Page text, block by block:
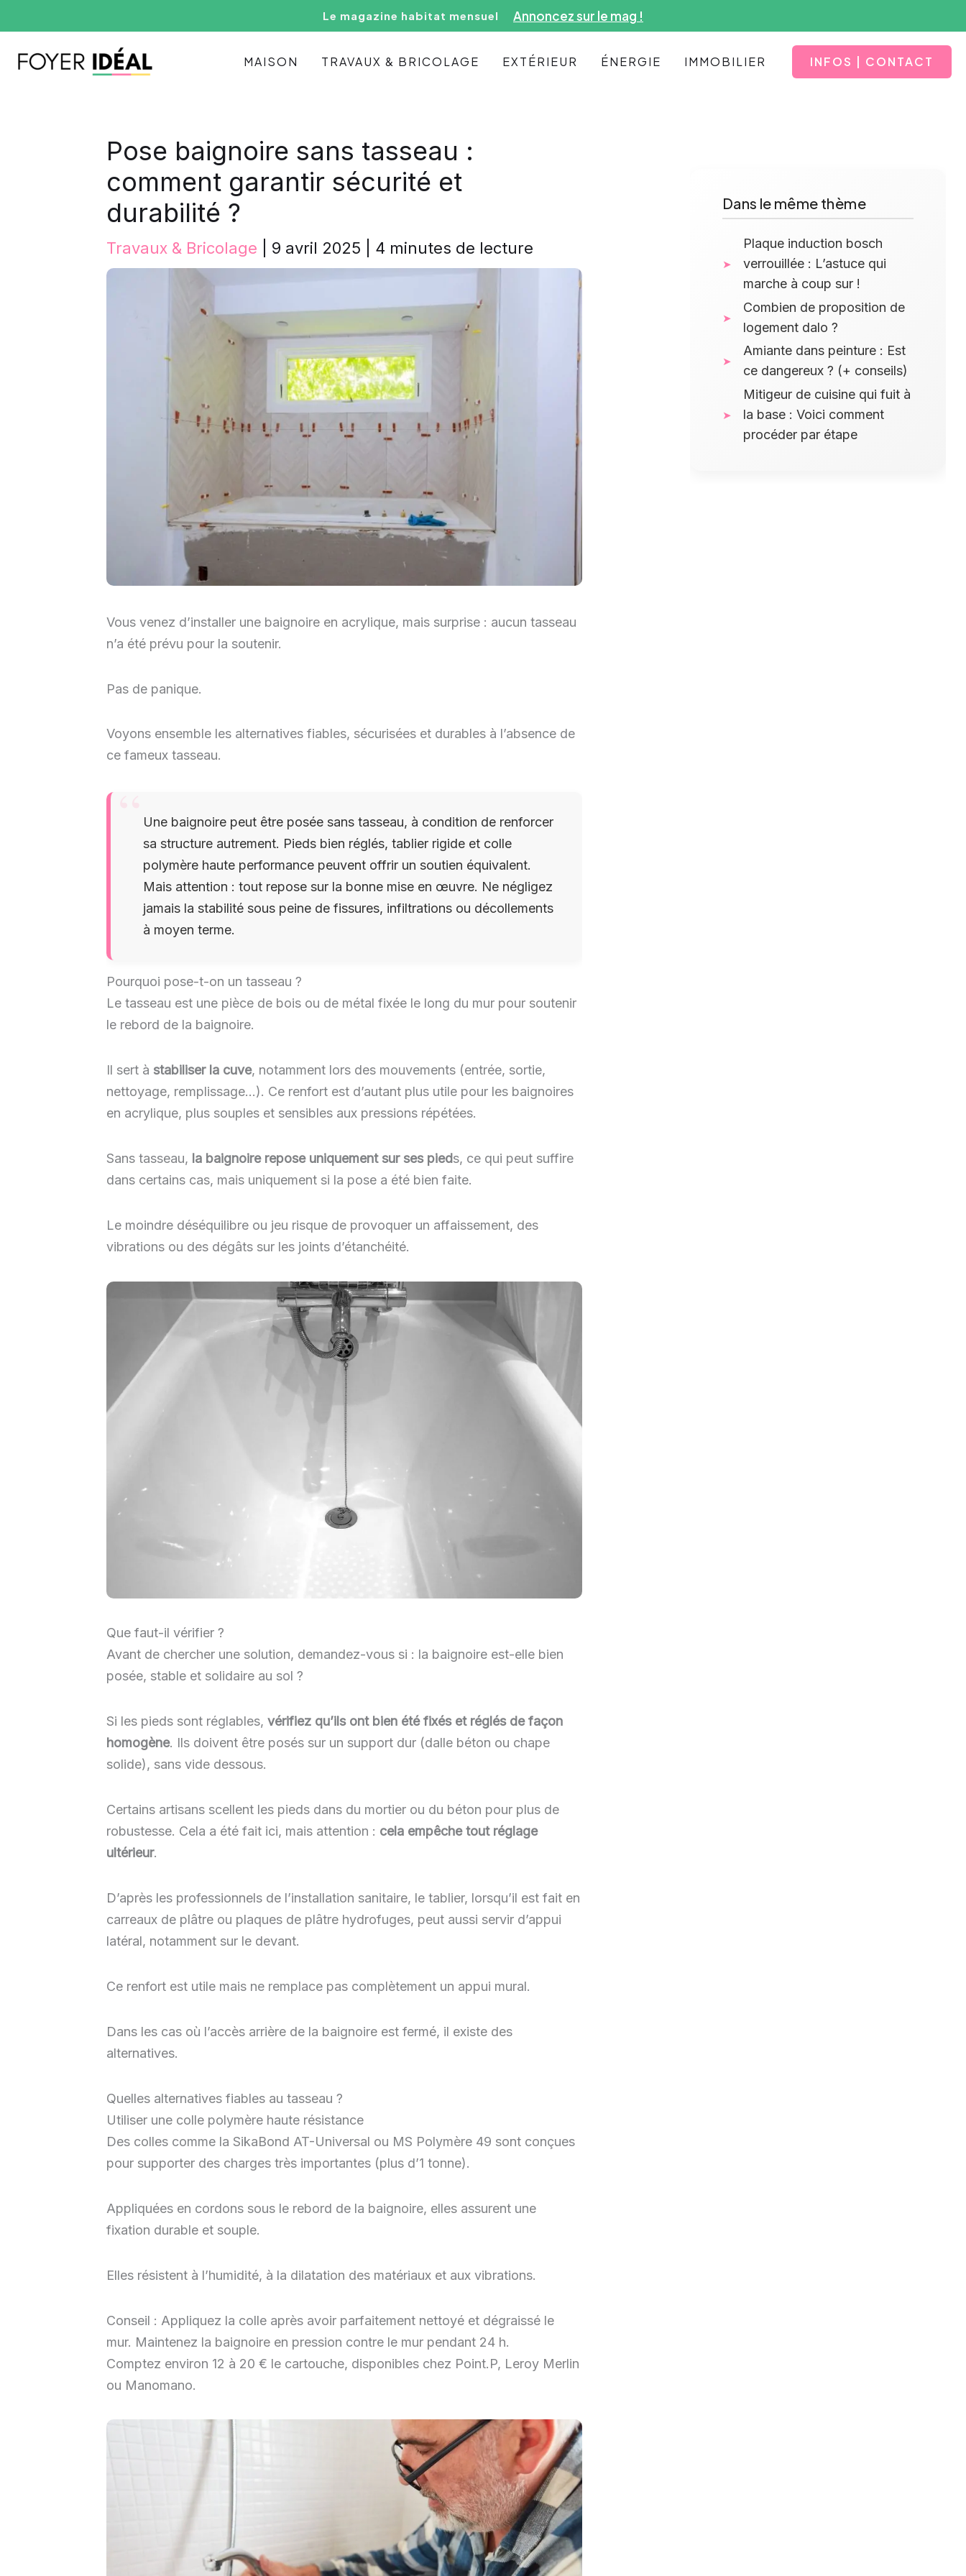
au
contenu
Le magazine habitat mensuel Annoncez sur le mag !
MAISON TRAVAUX & BRICOLAGE EXTÉRIEUR ÉNERGIE IMMOBILIER INFOS | CONTACT
Pose baignoire sans tasseau :
comment garantir sécurité et
durabilité ?
Travaux & Bricolage 9 avril 2025 4 minutes de lecture
Vous venez d’installer une baignoire en acrylique, mais surprise : aucun tasseau
n’a été prévu pour la soutenir.
Pas de panique.
Voyons ensemble les alternatives fiables, sécurisées et durables à l’absence de
ce fameux tasseau.
Une baignoire peut être posée sans tasseau, à condition de renforcer
sa structure autrement. Pieds bien réglés, tablier rigide et colle
polymère haute performance peuvent offrir un soutien équivalent.
Mais attention : tout repose sur la bonne mise en œuvre. Ne négligez
jamais la stabilité sous peine de fissures, infiltrations ou décollements
à moyen terme.
Pourquoi pose-t-on un tasseau ?
Le tasseau est une pièce de bois ou de métal fixée le long du mur pour soutenir
le rebord de la baignoire.
Il sert à stabiliser la cuve, notamment lors des mouvements (entrée, sortie,
nettoyage, remplissage…). Ce renfort est d’autant plus utile pour les baignoires
en acrylique, plus souples et sensibles aux pressions répétées.
Sans tasseau, la baignoire repose uniquement sur ses pieds, ce qui peut suffire
dans certains cas, mais uniquement si la pose a été bien faite.
Le moindre déséquilibre ou jeu risque de provoquer un affaissement, des
vibrations ou des dégâts sur les joints d’étanchéité.
Que faut-il vérifier ?
Avant de chercher une solution, demandez-vous si : la baignoire est-elle bien
posée, stable et solidaire au sol ?
Si les pieds sont réglables, vérifiez qu’ils ont bien été fixés et réglés de façon
homogène. Ils doivent être posés sur un support dur (dalle béton ou chape
solide), sans vide dessous.
Certains artisans scellent les pieds dans du mortier ou du béton pour plus de
robustesse. Cela a été fait ici, mais attention : cela empêche tout réglage
ultérieur.
D’après les professionnels de l’installation sanitaire, le tablier, lorsqu’il est fait en
carreaux de plâtre ou plaques de plâtre hydrofuges, peut aussi servir d’appui
latéral, notamment sur le devant.
Ce renfort est utile mais ne remplace pas complètement un appui mural.
Dans les cas où l’accès arrière de la baignoire est fermé, il existe des
alternatives.
Quelles alternatives fiables au tasseau ?
Utiliser une colle polymère haute résistance
Des colles comme la SikaBond AT-Universal ou MS Polymère 49 sont conçues
pour supporter des charges très importantes (plus d’1 tonne).
Appliquées en cordons sous le rebord de la baignoire, elles assurent une
fixation durable et souple.
Elles résistent à l’humidité, à la dilatation des matériaux et aux vibrations.
Conseil : Appliquez la colle après avoir parfaitement nettoyé et dégraissé le
mur. Maintenez la baignoire en pression contre le mur pendant 24 h.
Comptez environ 12 à 20 € le cartouche, disponibles chez Point.P, Leroy Merlin
ou Manomano.
Dans le même thème
Plaque induction bosch
verrouillée : L’astuce qui
marche à coup sur !
Combien de proposition de
logement dalo ?
Amiante dans peinture : Est
ce dangereux ? (+ conseils)
Mitigeur de cuisine qui fuit à
la base : Voici comment
procéder par étape